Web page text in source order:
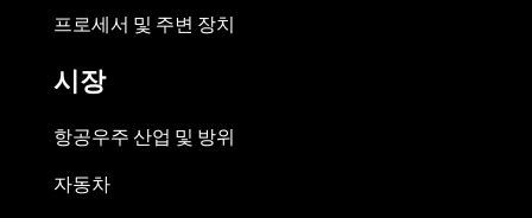
프로세서 및 주변 장치
시장
항공우주 산업 및 방위
자동차